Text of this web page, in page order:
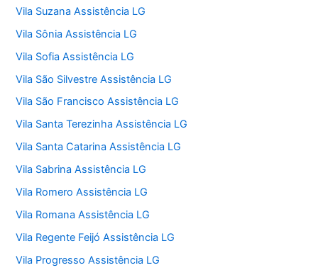
Vila Suzana Assistência LG
Vila Sônia Assistência LG
Vila Sofia Assistência LG
Vila São Silvestre Assistência LG
Vila São Francisco Assistência LG
Vila Santa Terezinha Assistência LG
Vila Santa Catarina Assistência LG
Vila Sabrina Assistência LG
Vila Romero Assistência LG
Vila Romana Assistência LG
Vila Regente Feijó Assistência LG
Vila Progresso Assistência LG